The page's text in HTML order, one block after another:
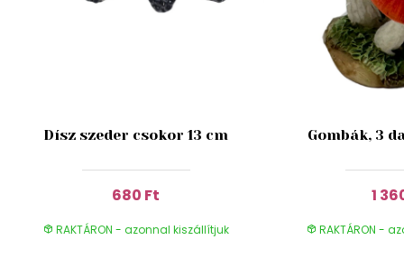
Dísz szeder csokor 13 cm
680 Ft
RAKTÁRON - azonnal kiszállítjuk
Gombák, 3
1
RAKTÁRON -